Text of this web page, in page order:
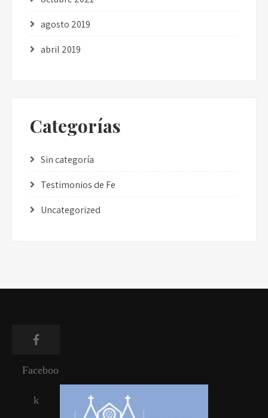
agosto 2019
abril 2019
Categorías
Sin categoría
Testimonios de Fe
Uncategorized
Faceboo
k